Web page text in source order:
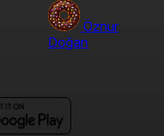
Öznur
Doğan